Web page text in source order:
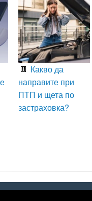
Какво да
направите при
ПТП и щета по
застраховка?